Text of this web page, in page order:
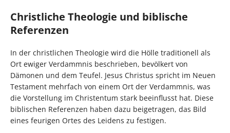
Christliche Theologie und biblische
Referenzen
In der christlichen Theologie wird die Hölle traditionell als
Ort ewiger Verdammnis beschrieben, bevölkert von
Dämonen und dem Teufel. Jesus Christus spricht im Neuen
Testament mehrfach von einem Ort der Verdammnis, was
die Vorstellung im Christentum stark beeinflusst hat. Diese
biblischen Referenzen haben dazu beigetragen, das Bild
eines feurigen Ortes des Leidens zu festigen.